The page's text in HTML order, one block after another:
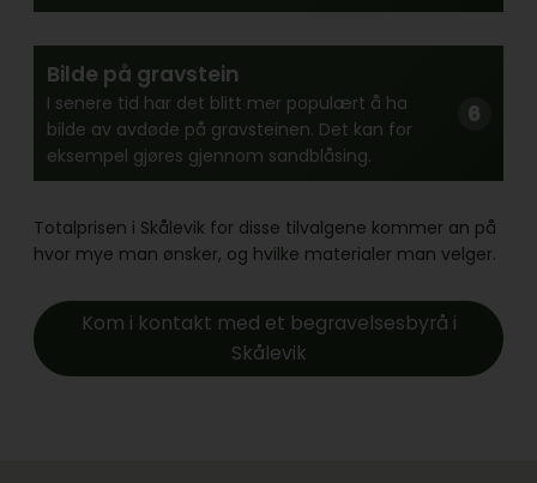
Bilde på gravstein
I senere tid har det blitt mer populært å ha
bilde av avdøde på gravsteinen. Det kan for
eksempel gjøres gjennom sandblåsing.
Totalprisen i Skålevik for disse tilvalgene kommer an på
hvor mye man ønsker, og hvilke materialer man velger.
Kom i kontakt med et begravelsesbyrå i
Skålevik